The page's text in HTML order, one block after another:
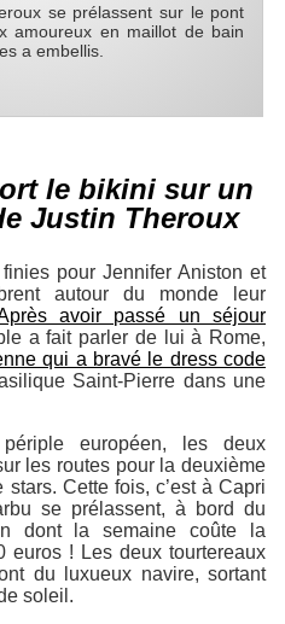
se prélassent sur le pont
amoureux en maillot de bain
a embellis.
le bikini sur un
Justin Theroux
pour Jennifer Aniston et
autour du monde leur
avoir passé un séjour
a fait parler de lui à Rome,
qui a bravé le dress code
Saint-Pierre dans une
européen, les deux
les routes pour la deuxième
Cette fois, c’est à Capri
se prélassent, à bord du
dont la semaine coûte la
euros ! Les deux tourtereaux
du luxueux navire, sortant
soleil.